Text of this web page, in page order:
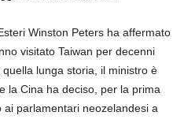
Winston Peters ha affermato
visitato Taiwan per decenni
lunga storia, il ministro è
la Cina ha deciso, per la prima
parlamentari neozelandesi a